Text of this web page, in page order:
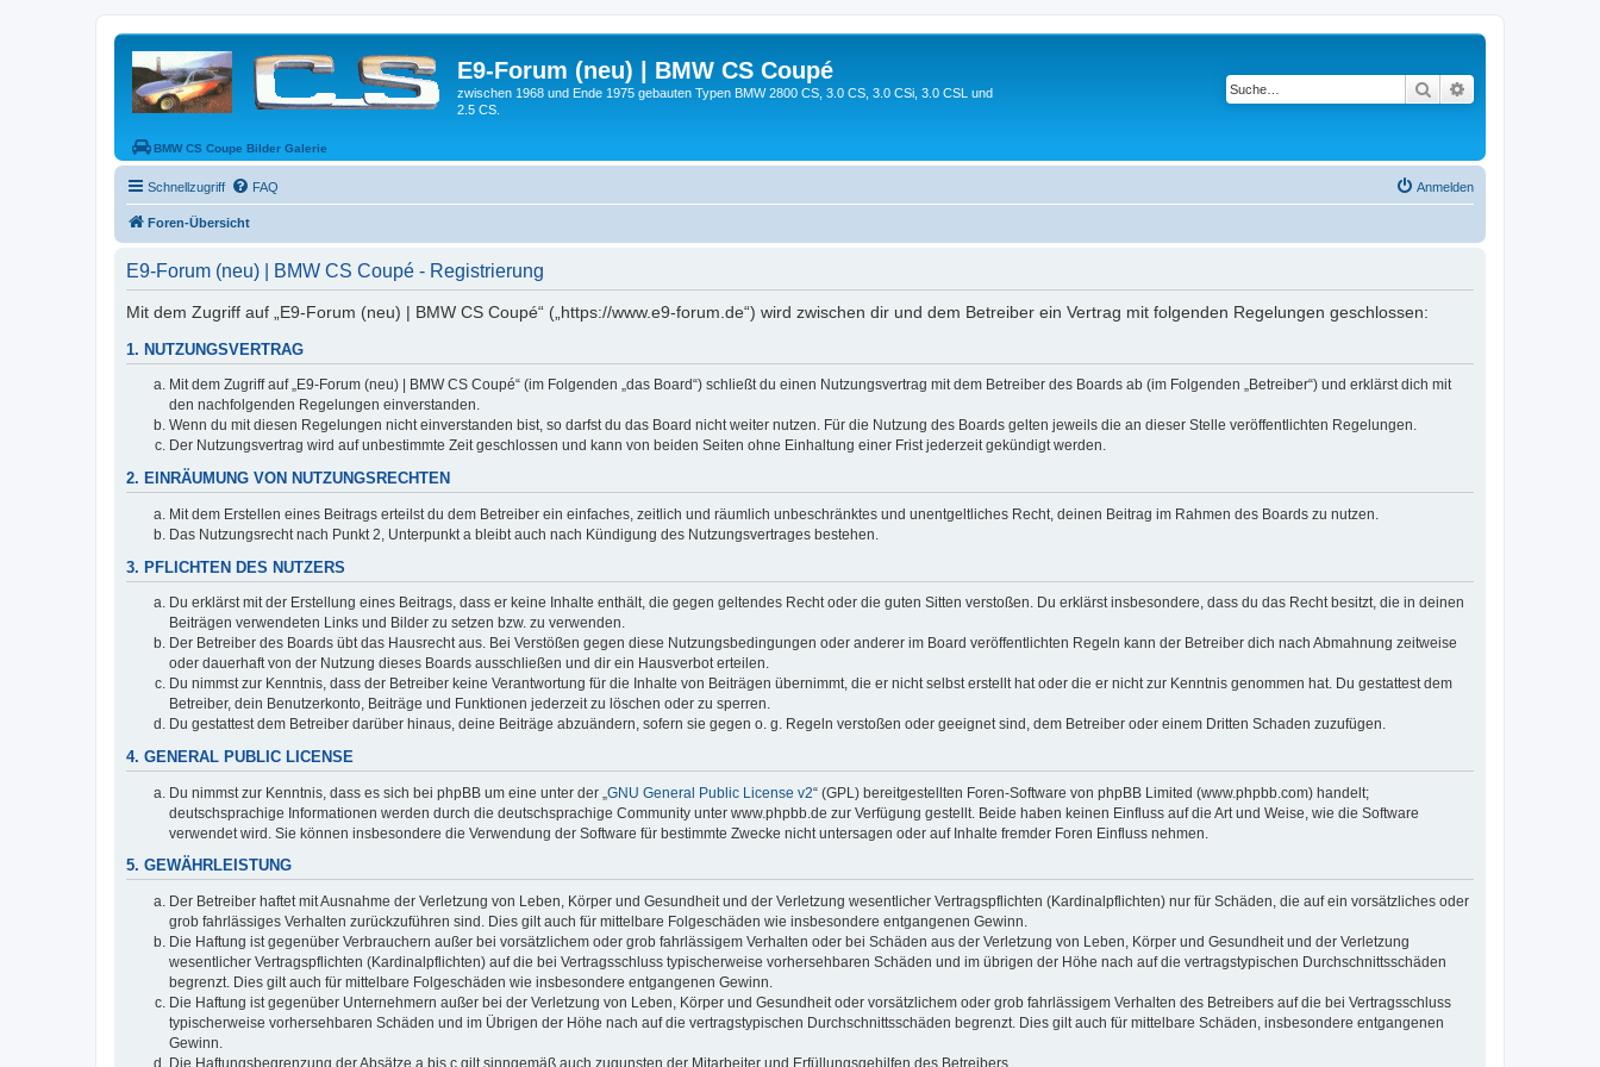
E9-Forum (neu) | BMW CS Coupé
zwischen 1968 und Ende 1975 gebauten Typen BMW 2800 CS, 3.0 CS, 3.0 CSi, 3.0 CSL und
2.5 CS.
BMW CS Coupe Bilder Galerie
Suche
Schnellzugriff FAQ Anmelden
Foren-Übersicht
E9-Forum (neu) | BMW CS Coupé - Registrierung
Mit dem Zugriff auf „E9-Forum (neu) | BMW CS Coupé“ („https://www.e9-forum.de“) wird zwischen dir und dem Betreiber ein Vertrag mit folgenden Regelungen geschlossen:
1. NUTZUNGSVERTRAG
Mit dem Zugriff auf „E9-Forum (neu) | BMW CS Coupé“ (im Folgenden „das Board“) schließt du einen Nutzungsvertrag mit dem Betreiber des Boards ab (im Folgenden „Betreiber“) und erklärst dich mit
den nachfolgenden Regelungen einverstanden.
Wenn du mit diesen Regelungen nicht einverstanden bist, so darfst du das Board nicht weiter nutzen. Für die Nutzung des Boards gelten jeweils die an dieser Stelle veröffentlichten Regelungen.
Der Nutzungsvertrag wird auf unbestimmte Zeit geschlossen und kann von beiden Seiten ohne Einhaltung einer Frist jederzeit gekündigt werden.
2. EINRÄUMUNG VON NUTZUNGSRECHTEN
Mit dem Erstellen eines Beitrags erteilst du dem Betreiber ein einfaches, zeitlich und räumlich unbeschränktes und unentgeltliches Recht, deinen Beitrag im Rahmen des Boards zu nutzen.
Das Nutzungsrecht nach Punkt 2, Unterpunkt a bleibt auch nach Kündigung des Nutzungsvertrages bestehen.
3. PFLICHTEN DES NUTZERS
Du erklärst mit der Erstellung eines Beitrags, dass er keine Inhalte enthält, die gegen geltendes Recht oder die guten Sitten verstoßen. Du erklärst insbesondere, dass du das Recht besitzt, die in deinen
Beiträgen verwendeten Links und Bilder zu setzen bzw. zu verwenden.
Der Betreiber des Boards übt das Hausrecht aus. Bei Verstößen gegen diese Nutzungsbedingungen oder anderer im Board veröffentlichten Regeln kann der Betreiber dich nach Abmahnung zeitweise
oder dauerhaft von der Nutzung dieses Boards ausschließen und dir ein Hausverbot erteilen.
Du nimmst zur Kenntnis, dass der Betreiber keine Verantwortung für die Inhalte von Beiträgen übernimmt, die er nicht selbst erstellt hat oder die er nicht zur Kenntnis genommen hat. Du gestattest dem
Betreiber, dein Benutzerkonto, Beiträge und Funktionen jederzeit zu löschen oder zu sperren.
Du gestattest dem Betreiber darüber hinaus, deine Beiträge abzuändern, sofern sie gegen o. g. Regeln verstoßen oder geeignet sind, dem Betreiber oder einem Dritten Schaden zuzufügen.
4. GENERAL PUBLIC LICENSE
Du nimmst zur Kenntnis, dass es sich bei phpBB um eine unter der „ GNU General Public License v2“ (GPL) bereitgestellten Foren-Software von phpBB Limited (www.phpbb.com) handelt;
deutschsprachige Informationen werden durch die deutschsprachige Community unter www.phpbb.de zur Verfügung gestellt. Beide haben keinen Einfluss auf die Art und Weise, wie die Software
verwendet wird. Sie können insbesondere die Verwendung der Software für bestimmte Zwecke nicht untersagen oder auf Inhalte fremder Foren Einfluss nehmen.
5. GEWÄHRLEISTUNG
Der Betreiber haftet mit Ausnahme der Verletzung von Leben, Körper und Gesundheit und der Verletzung wesentlicher Vertragspflichten (Kardinalpflichten) nur für Schäden, die auf ein vorsätzliches oder
grob fahrlässiges Verhalten zurückzuführen sind. Dies gilt auch für mittelbare Folgeschäden wie insbesondere entgangenen Gewinn.
Die Haftung ist gegenüber Verbrauchern außer bei vorsätzlichem oder grob fahrlässigem Verhalten oder bei Schäden aus der Verletzung von Leben, Körper und Gesundheit und der Verletzung
wesentlicher Vertragspflichten (Kardinalpflichten) auf die bei Vertragsschluss typischerweise vorhersehbaren Schäden und im übrigen der Höhe nach auf die vertragstypischen Durchschnittsschäden
begrenzt. Dies gilt auch für mittelbare Folgeschäden wie insbesondere entgangenen Gewinn.
Die Haftung ist gegenüber Unternehmern außer bei der Verletzung von Leben, Körper und Gesundheit oder vorsätzlichem oder grob fahrlässigem Verhalten des Betreibers auf die bei Vertragsschluss
typischerweise vorhersehbaren Schäden und im Übrigen der Höhe nach auf die vertragstypischen Durchschnittsschäden begrenzt. Dies gilt auch für mittelbare Schäden, insbesondere entgangenen
Gewinn.
Die Haftungsbegrenzung der Absätze a bis c gilt sinngemäß auch zugunsten der Mitarbeiter und Erfüllungsgehilfen des Betreibers.